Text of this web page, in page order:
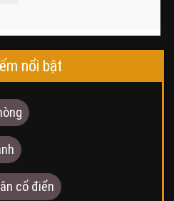
nổi bật
cổ điển